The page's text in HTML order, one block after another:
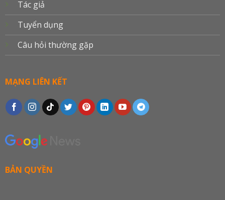
Tác giả
Tuyển dụng
Câu hỏi thường gặp
MẠNG LIÊN KẾT
BẢN QUYỀN